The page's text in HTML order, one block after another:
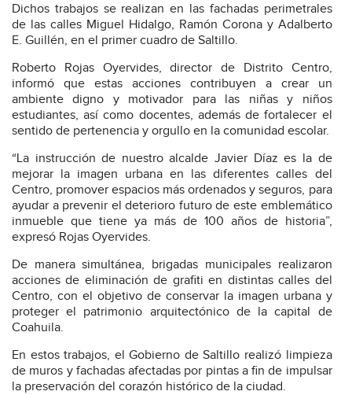
Dichos trabajos se realizan en las fachadas perimetrales
de las calles Miguel Hidalgo, Ramón Corona y Adalberto
E. Guillén, en el primer cuadro de Saltillo.
Roberto Rojas Oyervides, director de Distrito Centro,
informó que estas acciones contribuyen a crear un
ambiente digno y motivador para las niñas y niños
estudiantes, así como docentes, además de fortalecer el
sentido de pertenencia y orgullo en la comunidad escolar.
“La instrucción de nuestro alcalde Javier Díaz es la de
mejorar la imagen urbana en las diferentes calles del
Centro, promover espacios más ordenados y seguros, para
ayudar a prevenir el deterioro futuro de este emblemático
inmueble que tiene ya más de 100 años de historia”,
expresó Rojas Oyervides.
De manera simultánea, brigadas municipales realizaron
acciones de eliminación de grafiti en distintas calles del
Centro, con el objetivo de conservar la imagen urbana y
proteger el patrimonio arquitectónico de la capital de
Coahuila.
En estos trabajos, el Gobierno de Saltillo realizó limpieza
de muros y fachadas afectadas por pintas a fin de impulsar
la preservación del corazón histórico de la ciudad.